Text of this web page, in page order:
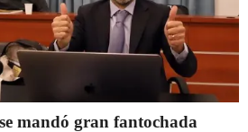
mandó gran fantochada